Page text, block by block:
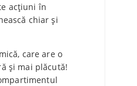
acțiuni în
chiar și
care are o
și mai plăcută!